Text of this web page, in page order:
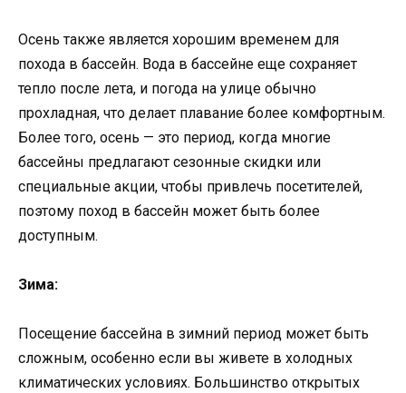
Осень также является хорошим временем для
похода в бассейн. Вода в бассейне еще сохраняет
тепло после лета, и погода на улице обычно
прохладная, что делает плавание более комфортным.
Более того, осень — это период, когда многие
бассейны предлагают сезонные скидки или
специальные акции, чтобы привлечь посетителей,
поэтому поход в бассейн может быть более
доступным.
Зима:
Посещение бассейна в зимний период может быть
сложным, особенно если вы живете в холодных
климатических условиях. Большинство открытых